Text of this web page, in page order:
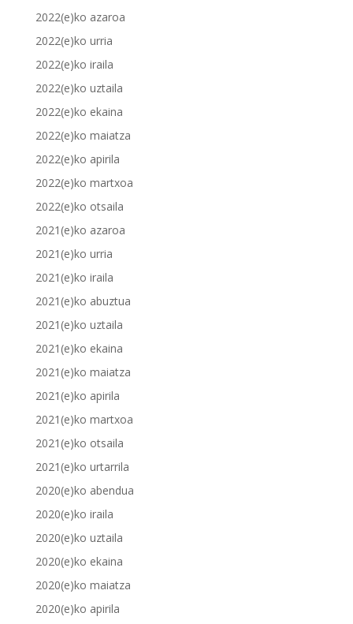
2022(e)ko azaroa
2022(e)ko urria
2022(e)ko iraila
2022(e)ko uztaila
2022(e)ko ekaina
2022(e)ko maiatza
2022(e)ko apirila
2022(e)ko martxoa
2022(e)ko otsaila
2021(e)ko azaroa
2021(e)ko urria
2021(e)ko iraila
2021(e)ko abuztua
2021(e)ko uztaila
2021(e)ko ekaina
2021(e)ko maiatza
2021(e)ko apirila
2021(e)ko martxoa
2021(e)ko otsaila
2021(e)ko urtarrila
2020(e)ko abendua
2020(e)ko iraila
2020(e)ko uztaila
2020(e)ko ekaina
2020(e)ko maiatza
2020(e)ko apirila